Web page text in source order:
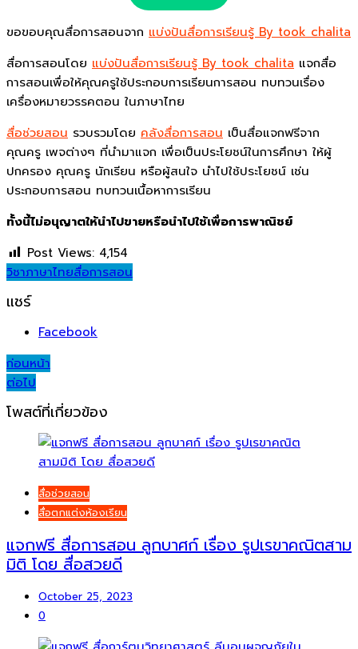
ขอขอบคุณสื่อการสอนจาก แบ่งปันสื่อการเรียนรู้ By took chalita
สื่อการสอนโดย แบ่งปันสื่อการเรียนรู้ By took chalita แจกสื่อ
การสอนเพื่อให้คุณครูใช้ประกอบการเรียนการสอน ทบทวนเรื่อง
เครื่องหมายวรรคตอน ในภาษาไทย
สื่อช่วยสอน รวบรวมโดย คลังสื่อการสอน เป็นสื่อแจกฟรีจาก
คุณครู เพจต่างๆ ที่นำมาแจก เพื่อเป็นประโยชน์ในการศึกษา ให้ผู้
ปกครอง คุณครู นักเรียน หรือผู้สนใจ นำไปใช้ประโยชน์ เช่น
ประกอบการสอน ทบทวนเนื้อหาการเรียน
ทั้งนี้ไม่อนุญาตให้นำไปขายหรือนำไปใช้เพื่อการพาณิชย์
Post Views: 4,154
วิชาภาษาไทยสื่อการสอน
แชร์
Facebook
Post
navigation
ก่อนหน้า
ต่อไป
โพสต์ที่เกี่ยวข้อง
สื่อช่วยสอน
สื่อตกแต่งห้องเรียน
แจกฟรี สื่อการสอน ลูกบาศก์ เรื่อง รูปเรขาคณิตสาม
มิติ โดย สื่อสวยดี
October 25, 2023
0